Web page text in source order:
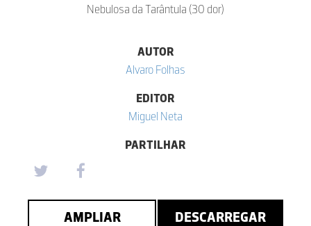
Nebulosa da Tarântula (30 dor)
AUTOR
Alvaro Folhas
EDITOR
Miguel Neta
PARTILHAR
AMPLIAR DESCARREGAR